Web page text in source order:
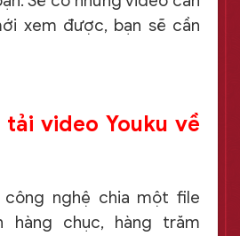
xem được, bạn sẽ cần
video Youku về
công nghệ chia một file
hàng chục, hàng trăm